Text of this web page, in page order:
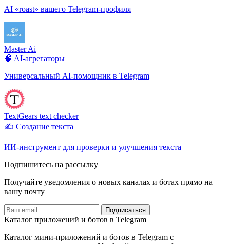
AI «roast» вашего Telegram-профиля
Master Ai
🧠 AI-агрегаторы
Универсальный AI-помощник в Telegram
TextGears text checker
✍️ Создание текста
ИИ-инструмент для проверки и улучшения текста
Подпишитесь на рассылку
Получайте уведомления о новых каналах и ботаx прямо на
вашу почту
Подписаться
Каталог приложений и ботов в Telegram
Каталог мини-приложений и ботов в Telegram с